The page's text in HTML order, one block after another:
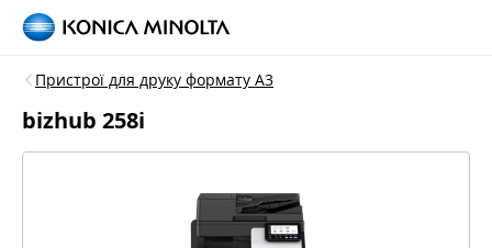
Пристрої для друку формату A3
bizhub 258i